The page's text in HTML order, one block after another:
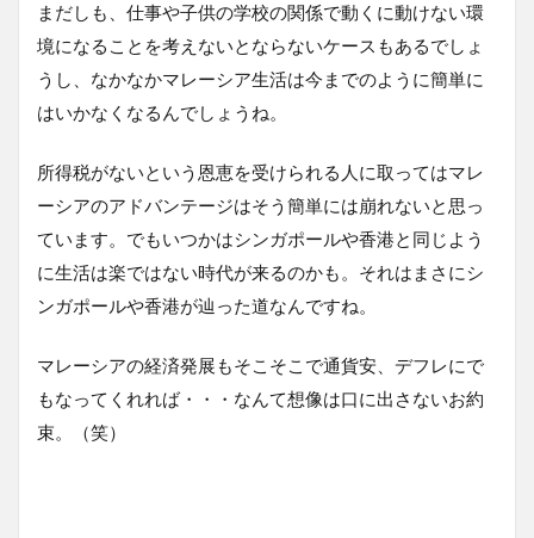
まだしも、仕事や子供の学校の関係で動くに動けない環
境になることを考えないとならないケースもあるでしょ
うし、なかなかマレーシア生活は今までのように簡単に
はいかなくなるんでしょうね。
所得税がないという恩恵を受けられる人に取ってはマレ
ーシアのアドバンテージはそう簡単には崩れないと思っ
ています。でもいつかはシンガポールや香港と同じよう
に生活は楽ではない時代が来るのかも。それはまさにシ
ンガポールや香港が辿った道なんですね。
マレーシアの経済発展もそこそこで通貨安、デフレにで
もなってくれれば・・・なんて想像は口に出さないお約
束。（笑）